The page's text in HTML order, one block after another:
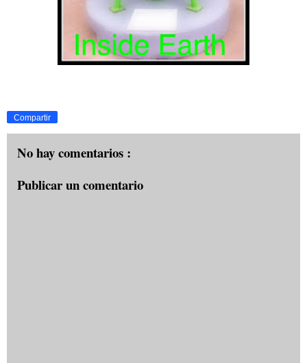
Compartir
No hay comentarios :
Publicar un comentario